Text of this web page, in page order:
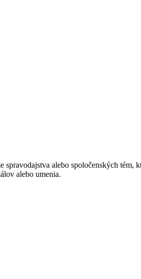
alebo spoločenských tém,
alebo umenia.